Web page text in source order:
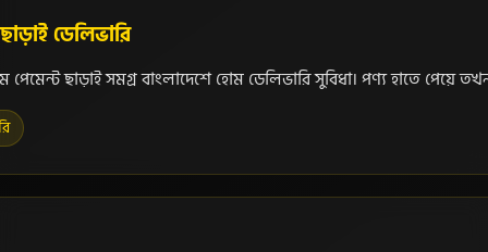
ডেলিভারি
ছাড়াই সমগ্র বাংলাদেশে হোম ডেলিভারি সুবিধা। পণ্য হাতে পেয়ে